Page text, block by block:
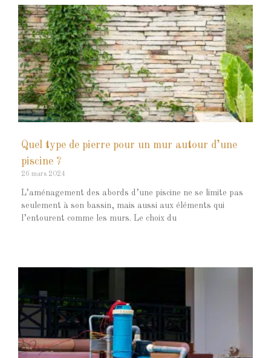
Quel type de pierre pour un mur autour d’une
piscine ?
26 mars 2024
L’aménagement des abords d’une piscine ne se limite pas
seulement à son bassin, mais aussi aux éléments qui
l’entourent comme les murs. Le choix du